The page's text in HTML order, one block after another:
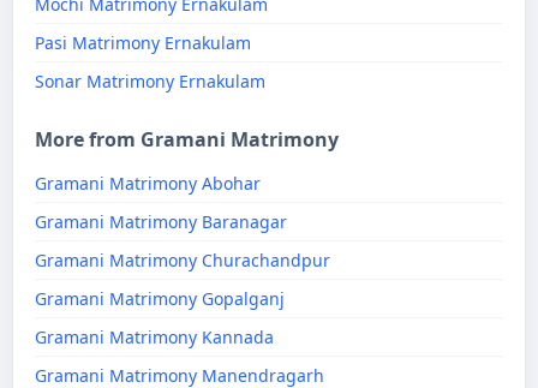
Pasi Matrimony Ernakulam
Sonar Matrimony Ernakulam
More from Gramani Matrimony
Gramani Matrimony Abohar
Gramani Matrimony Baranagar
Gramani Matrimony Churachandpur
Gramani Matrimony Gopalganj
Gramani Matrimony Kannada
Gramani Matrimony Manendragarh